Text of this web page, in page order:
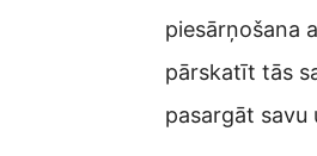
piesārņošana
pārskatīt tās
pasargāt savu